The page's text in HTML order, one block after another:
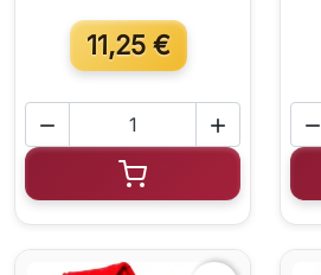
11,25 €


Aggiungi al carrello
